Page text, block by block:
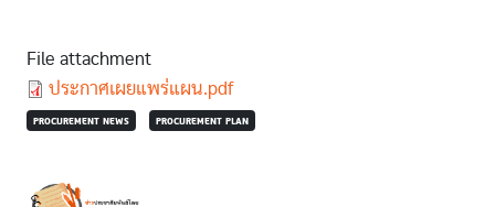
File attachment
Document
ประกาศเผยแพร่แผน.pdf
PROCUREMENT NEWS PROCUREMENT PLAN